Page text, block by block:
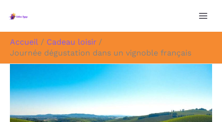
Accueil
Cadeau loisir
Journée dégustation dans un vignoble français